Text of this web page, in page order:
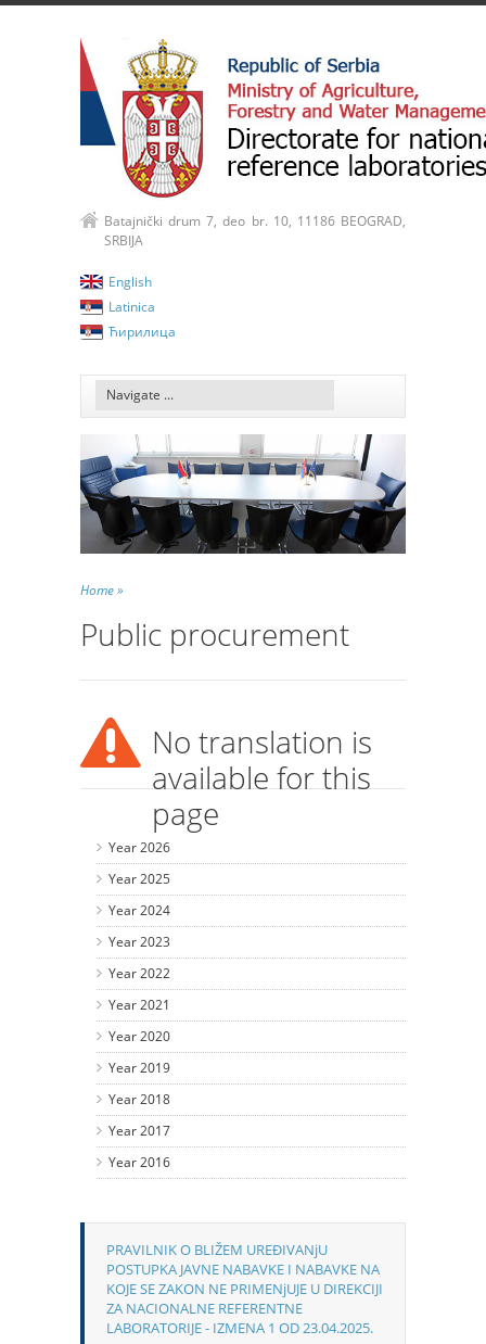
Batajnički drum 7, deo br. 10, 11186 BEOGRAD,
SRBIJA
English
Latinica
Ћирилица
Home »
Public procurement
No translation is
available for this
page
Year 2026
Year 2025
Year 2024
Year 2023
Year 2022
Year 2021
Year 2020
Year 2019
Year 2018
Year 2017
Year 2016
PRAVILNIK O BLIŽEM UREĐIVANjU
POSTUPKA JAVNE NABAVKE I NABAVKE NA
KOJE SE ZAKON NE PRIMENjUJE U DIREKCIJI
ZA NACIONALNE REFERENTNE
LABORATORIJE - IZMENA 1 OD 23.04.2025.